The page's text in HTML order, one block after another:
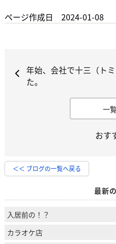
ページ作成日 2024-01-08
年始、会社で十三（ト
た。
一
おす
＜＜ ブログの一覧へ戻る
最新
入居前の！？
カラオケ店